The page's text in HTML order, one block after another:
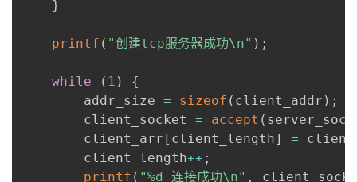
}
printf ( "创建tcp服务器成功\n" ) ;
while ( 1 )
{
        addr_size
= sizeof ( client_addr ) ;
        client_socket
= accept (
        client_arr
[ client_length] =
        client_length
++ ;
printf ( "%d 连接成功\n" ,